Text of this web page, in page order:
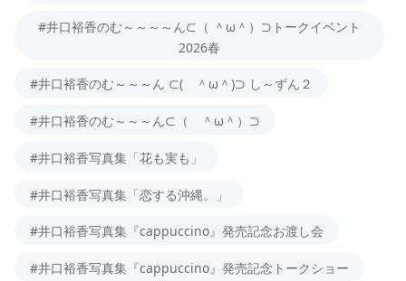
#井口裕香のむ～～～～ん⊂（ ＾ω＾）⊃トークイベント
2026春
#井口裕香のむ～～～ん ⊂( ＾ω＾)⊃ し～ずん２
#井口裕香のむ～～～ん⊂（ ＾ω＾）⊃
#井口裕香写真集「花も実も」
#井口裕香写真集「恋する沖縄。」
#井口裕香写真集『cappuccino』発売記念お渡し会
#井口裕香写真集『cappuccino』発売記念トークショー